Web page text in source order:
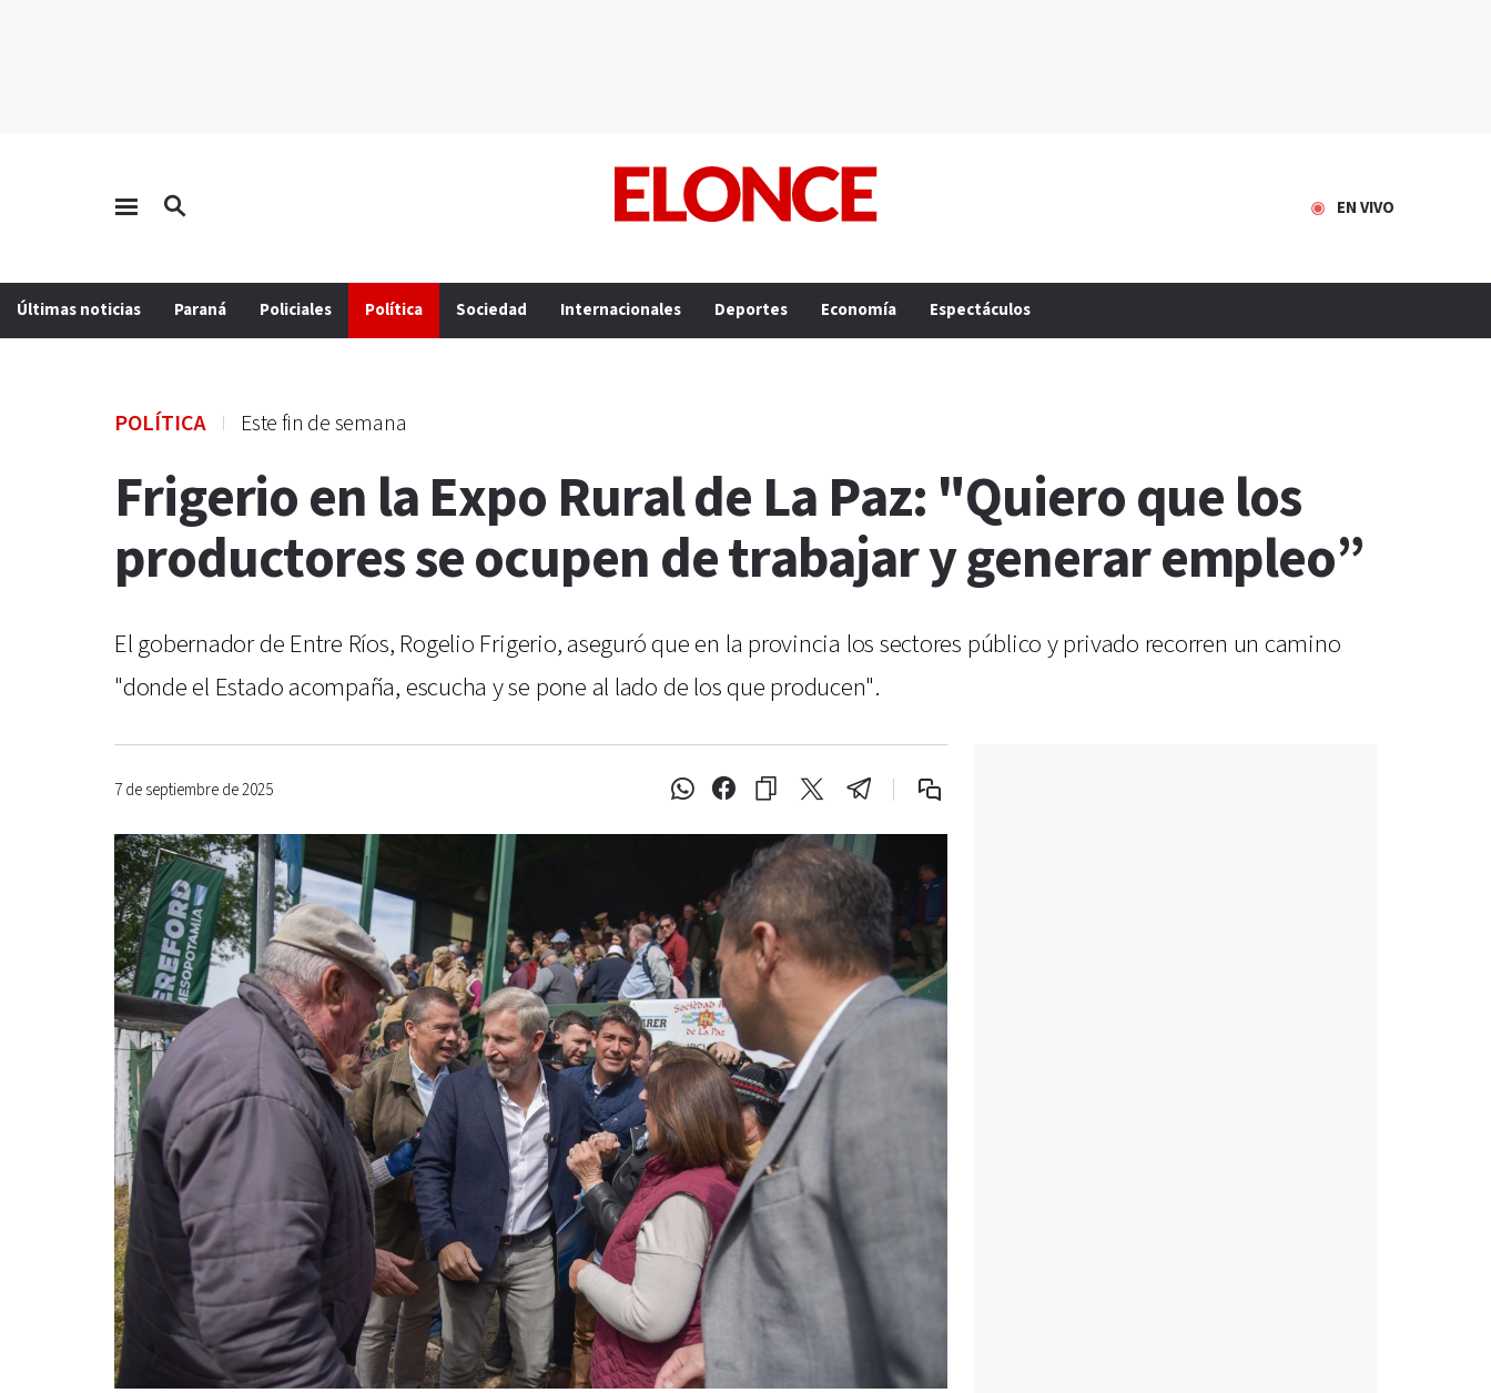
EN VIVO
Últimas noticias Paraná Policiales Política Sociedad Internacionales Deportes Economía Espectáculos
POLÍTICA Este fin de semana
Frigerio en la Expo Rural de La Paz: "Quiero que los
productores se ocupen de trabajar y generar empleo”
El gobernador de Entre Ríos, Rogelio Frigerio, aseguró que en la provincia los sectores público y privado recorren un camino
"donde el Estado acompaña, escucha y se pone al lado de los que producen".
7 de septiembre de 2025